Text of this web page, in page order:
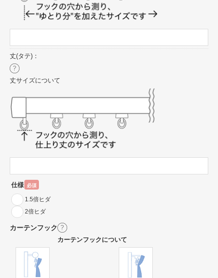
丈(タテ)：
丈サイズについて
仕様 必須
1.5倍ヒダ
2倍ヒダ
カーテンフック
カーテンフックについて